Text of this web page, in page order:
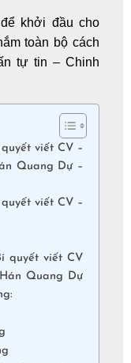
khởi đầu cho
toàn bộ cách
tự tin – Chinh
viết CV –
Quang Dự –
viết CV –
quyết viết CV
Quang Dự